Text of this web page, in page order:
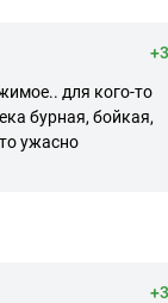
+3
для кого-то
бурная, бойкая,
ужасно
+3